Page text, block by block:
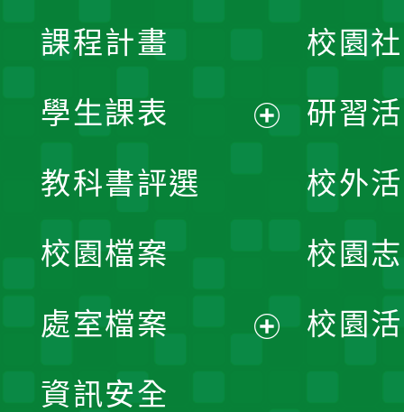
課程計畫
學生課表
單
教科書評選
校園檔案
處室檔案
資訊安全
校園
研習
校外
校園
校園